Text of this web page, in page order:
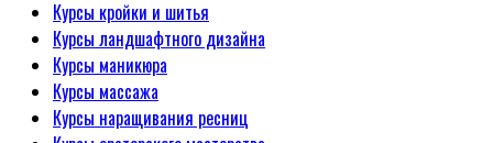
Курсы кройки и шитья
Курсы ландшафтного дизайна
Курсы маникюра
Курсы массажа
Курсы наращивания ресниц